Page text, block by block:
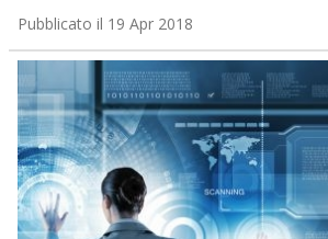
Pubblicato il 19 Apr 2018